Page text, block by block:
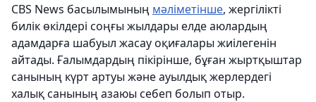
CBS News басылымының мәліметінше, жергілікті
билік өкілдері соңғы жылдары елде аюлардың
адамдарға шабуыл жасау оқиғалары жиілегенін
айтады. Ғалымдардың пікірінше, бұған жыртқыштар
санының күрт артуы және ауылдық жерлердегі
халық санының азаюы себеп болып отыр.